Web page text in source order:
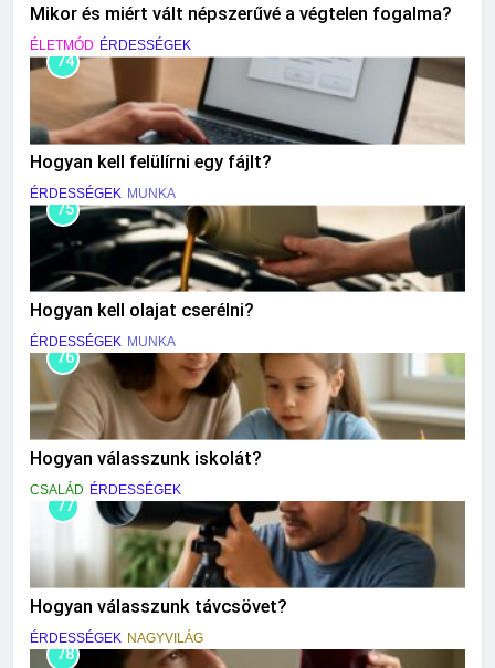
Mikor és miért vált népszerűvé a végtelen fogalma?
ÉLETMÓD ÉRDESSÉGEK
74
Hogyan kell felülírni egy fájlt?
ÉRDESSÉGEK MUNKA
75
Hogyan kell olajat cserélni?
ÉRDESSÉGEK MUNKA
76
Hogyan válasszunk iskolát?
CSALÁD ÉRDESSÉGEK
77
Hogyan válasszunk távcsövet?
ÉRDESSÉGEK NAGYVILÁG
78